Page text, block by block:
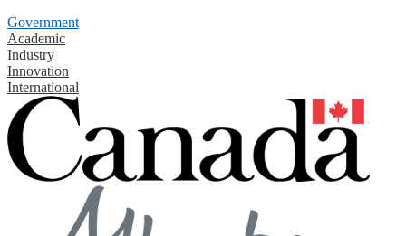
Government
Academic
Industry
Innovation
International